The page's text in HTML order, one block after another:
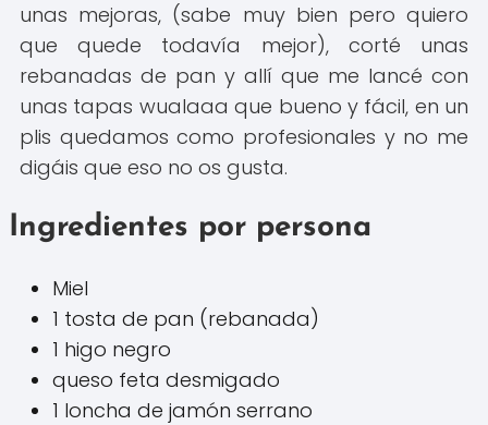
unas mejoras, (sabe muy bien pero quiero
que quede todavía mejor), corté unas
rebanadas de pan y allí que me lancé con
unas tapas wualaaa que bueno y fácil, en un
plis quedamos como profesionales y no me
digáis que eso no os gusta.
Ingredientes por persona
Miel
1 tosta de pan (rebanada)
1 higo negro
queso feta desmigado
1 loncha de jamón serrano